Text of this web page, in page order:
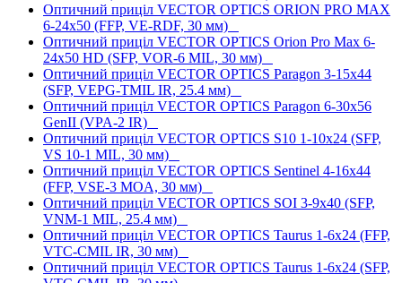
Оптичний приціл VECTOR OPTICS ORION PRO MAX
6-24x50 (FFP, VE-RDF, 30 мм)
Оптичний приціл VECTOR OPTICS Orion Pro Max 6-
24x50 HD (SFP, VOR-6 MIL, 30 мм)
Оптичний приціл VECTOR OPTICS Paragon 3-15x44
(SFP, VEPG-TMIL IR, 25.4 мм)
Оптичний приціл VECTOR OPTICS Paragon 6-30x56
GenII (VPA-2 IR)
Оптичний приціл VECTOR OPTICS S10 1-10x24 (SFP,
VS 10-1 MIL, 30 мм)
Оптичний приціл VECTOR OPTICS Sentinel 4-16x44
(FFP, VSE-3 MOA, 30 мм)
Оптичний приціл VECTOR OPTICS SOI 3-9x40 (SFP,
VNM-1 MIL, 25.4 мм)
Оптичний приціл VECTOR OPTICS Taurus 1-6x24 (FFP,
VTC-CMIL IR, 30 мм)
Оптичний приціл VECTOR OPTICS Taurus 1-6x24 (SFP,